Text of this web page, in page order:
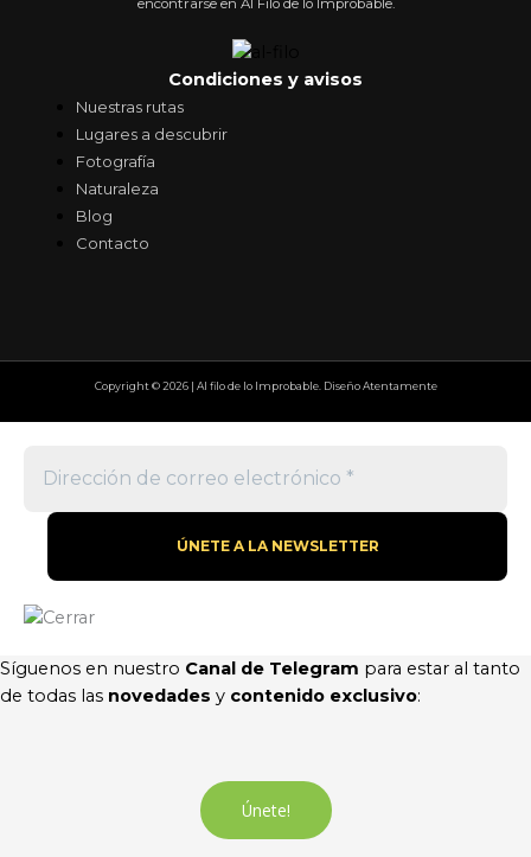
encontrarse en Al Filo de lo Improbable.
Condiciones y avisos
Nuestras rutas
Lugares a descubrir
Fotografía
Naturaleza
Blog
Contacto
Copyright © 2026 | Al filo de lo Improbable. Diseño Atentamente
Síguenos en nuestro Canal de Telegram para estar al tanto
de todas las novedades y contenido exclusivo:
Únete!